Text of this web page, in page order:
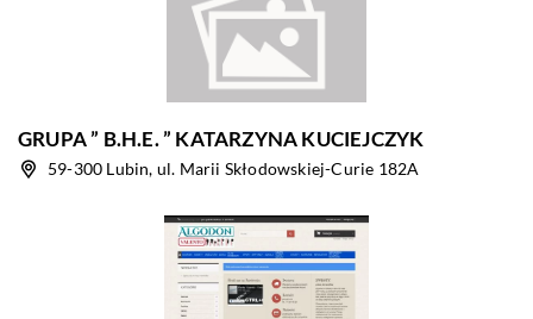
GRUPA ” B.H.E. ” KATARZYNA KUCIEJCZYK
59-300 Lubin, ul. Marii Skłodowskiej-Curie 182A